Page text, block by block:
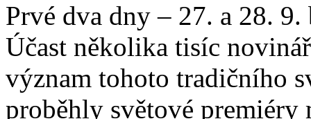
Prvé dva dny – 27. a 28.
Účast několika tisíc
význam tohoto tradičního
proběhly světové